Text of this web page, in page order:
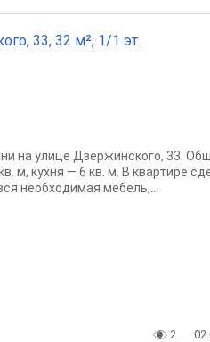
33, 32 м², 1/1 эт.
на улице Дзержинского, 33.
м, кухня — 6 кв. м. В квартире
необходимая мебель,...
2